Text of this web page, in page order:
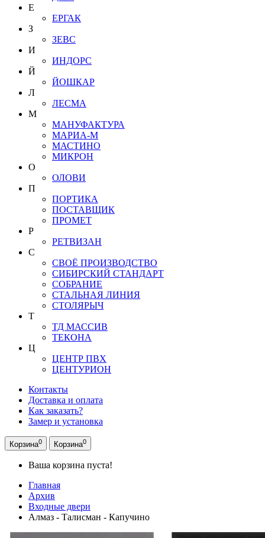
Е
ЕРГАК
З
ЗЕВС
И
ИНДОРС
Й
ЙОШКАР
Л
ЛЕСМА
М
МАНУФАКТУРА
МАРИА-М
МАСТИНО
МИКРОН
О
ОЛОВИ
П
ПОРТИКА
ПОСТАВЩИК
ПРОМЕТ
Р
РЕТВИЗАН
С
СВОЁ ПРОИЗВОДСТВО
СИБИРСКИЙ СТАНДАРТ
СОБРАНИЕ
СТАЛЬНАЯ ЛИНИЯ
СТОЛЯРЫЧ
Т
ТД МАССИВ
ТЕКОНА
Ц
ЦЕНТР ПВХ
ЦЕНТУРИОН
Контакты
Доставка и оплата
Как заказать?
Замер и установка
Корзина0 Корзина0
Ваша корзина пуста!
Главная
Архив
Входные двери
Алмаз - Талисман - Капучино